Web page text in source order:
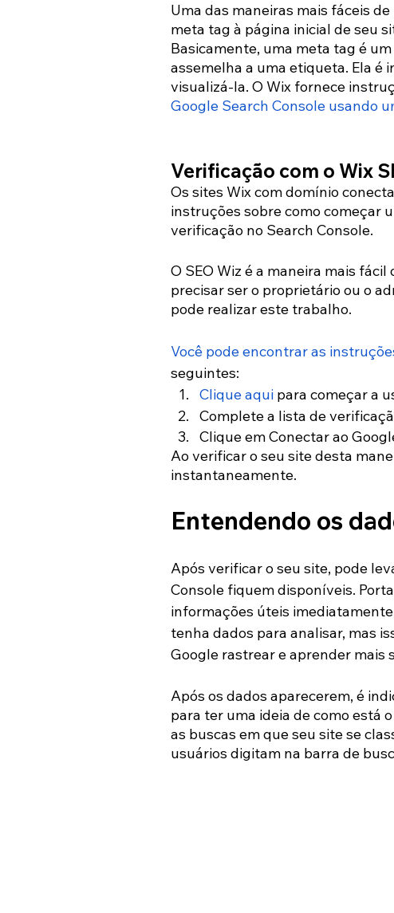
Uma das maneiras mais fáceis
meta tag à página inicial de seu
Basicamente, uma meta tag é
assemelha a uma etiqueta. Ela é
visualizá-la. O Wix fornece
Google Search Console usando
Verificação com o Wix
Os sites Wix com domínio
instruções sobre como começar
verificação no Search Console.
O SEO Wiz é a maneira mais
precisar ser o proprietário ou o
pode realizar este trabalho.
Você pode encontrar as
seguintes:
Clique aqui para começar a
Complete a lista de
Clique em Conectar ao
Ao verificar o seu site desta
instantaneamente.
Entendendo os
Após verificar o seu site, pode
Console fiquem disponíveis.
informações úteis
tenha dados para analisar, mas
Google rastrear e aprender mais
Após os dados aparecerem, é
para ter uma ideia de como está
as buscas em que seu site se
usuários digitam na barra de